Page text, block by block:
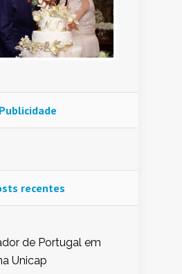
Publicidade
recentes
de Portugal em
Unicap